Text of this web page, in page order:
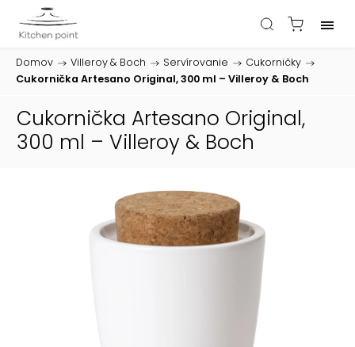
Domov / Villeroy & Boch / Servírovanie / Cukorničky /
Cukornička Artesano Original, 300 ml – Villeroy & Boch
Cukornička Artesano Original,
300 ml – Villeroy & Boch